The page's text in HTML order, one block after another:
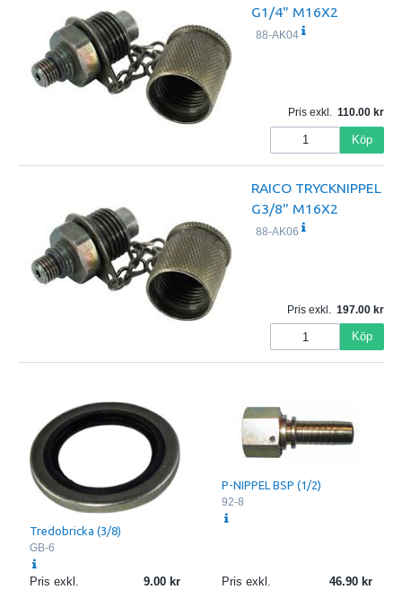
G1/4" M16X2
88-AK04
Pris exkl. 110.00
Köp
RAICO TRYCKNIPPEL
G3/8" M16X2
88-AK06
Pris exkl. 197.00
Köp
Tredobricka (3/8)
GB-6
Pris exkl. 9.00
P-NIPPEL BSP (1/2)
92-8
Pris exkl. 46.90